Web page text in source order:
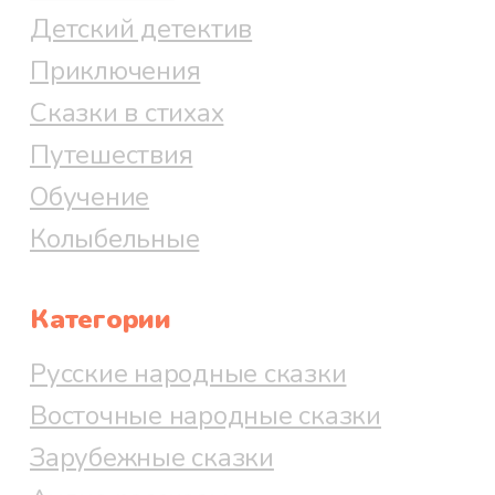
Выслушала ее Метелица и
сказала:
- Мне нравится, что ты своих
родных не забываешь. Ты
хорошо у меня поработала. За
домой.
Взяла она девушку за руку и
привела к большим воротам.
Детский детектив
Приключения
Сказки в стихах
Путешествия
Обучение
Колыбельные
Категории
Русские народные сказки
Восточные народные сказки
Зарубежные сказки